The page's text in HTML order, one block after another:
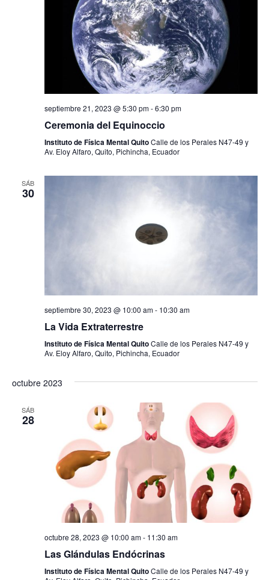
septiembre 21, 2023 @ 5:30 pm-6:30 pm
Ceremonia del Equinoccio
Instituto de Física Mental QuitoCalle de los Perales N47-49 y
Av. Eloy Alfaro, Quito, Pichincha, Ecuador
SÁB
30
septiembre 30, 2023 @ 10:00 am- 10:30 am
La Vida Extraterrestre
Instituto de Física Mental QuitoCalle de los Perales N47-49 y
Av. Eloy Alfaro, Quito, Pichincha, Ecuador
octubre 2023
SÁB
28
octubre 28, 2023 @ 10:00 am- 11:30 am
Las Glándulas Endócrinas
Instituto de Física Mental QuitoCalle de los Perales N47-49 y